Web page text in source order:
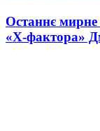
Останнє мирне
«Х-фактора»